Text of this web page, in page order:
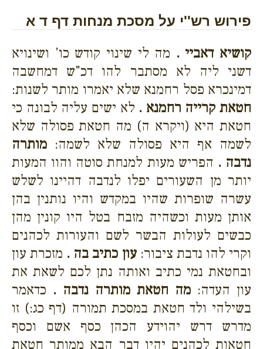
פירוש רש''י על מסכת מנחות דף ד א
קושיא דאביי . מה לי שינוי קודש כו' ושינויא
דשני ליה לא מסתבר להו דכ"ש דמחשבה
דמינכרא פסל רחמנא שלא יאמרו מותר לשנות:
חטאת קרייה רחמנא . לא ישים עליה לבונה כי
חטאת היא (ויקרא ה) מה חטאת פסולה שלא
לשמה אף היא פסולה שלא לשמה: מותרה
נדבה . הפריש מעות למנחת סוטה והוו המעות
יותר מן השעורים יפלו לנדבה דהיינו לשלש
עשרה שופרות שהיו במקדש והיו נותנין בהן
אותן מעות וכשהיה מזבח בטל היו קונין מהן
כבשים לעולות הבשר לשם והעורות לכהנים
וקרי להו נדבת ציבור:עון כתיב בה . מזכרת עון
ובחטאת נמי כתיב ואותה נתן לכם לשאת את
עון העדה: מה חטאת מותרה נדבה . כדאמר
בשילהי ולד חטאת במסכת תמורה (דף כג:) זו
מדרש דרש יהוידע הכהן כסף אשם וכסף
חטאות לכהנים יהיו דבר הבא ממותר חטאת